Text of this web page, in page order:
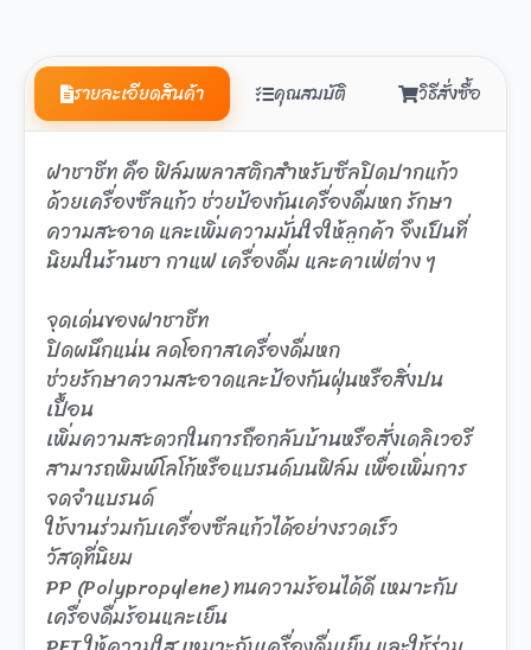
รายละเอียดสินค้า คุณสมบัติ วิธีสั่งซื้อ
ฝาชาชีท คือ ฟิล์มพลาสติกสำหรับซีลปิดปากแก้ว
ด้วยเครื่องซีลแก้ว ช่วยป้องกันเครื่องดื่มหก รักษา
ความสะอาด และเพิ่มความมั่นใจให้ลูกค้า จึงเป็นที่
นิยมในร้านชา กาแฟ เครื่องดื่ม และคาเฟ่ต่าง ๆ
จุดเด่นของฝาชาชีท
ปิดผนึกแน่น ลดโอกาสเครื่องดื่มหก
ช่วยรักษาความสะอาดและป้องกันฝุ่นหรือสิ่งปน
เปื้อน
เพิ่มความสะดวกในการถือกลับบ้านหรือสั่งเดลิเวอรี
สามารถพิมพ์โลโก้หรือแบรนด์บนฟิล์ม เพื่อเพิ่มการ
จดจำแบรนด์
ใช้งานร่วมกับเครื่องซีลแก้วได้อย่างรวดเร็ว
วัสดุที่นิยม
PP (Polypropylene) ทนความร้อนได้ดี เหมาะกับ
เครื่องดื่มร้อนและเย็น